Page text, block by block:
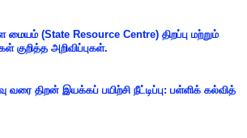
மையம் (State Resource Centre) திறப்பு மற்றும்
குறித்த அறிவிப்புகள்.
வரை திறன் இயக்கப் பயிற்சி நீட்டிப்பு: பள்ளிக் கல்வித்